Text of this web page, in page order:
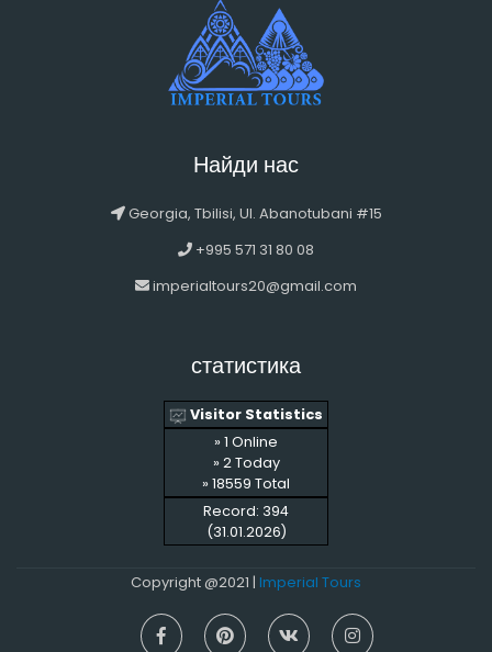
Найди нас
Georgia, Tbilisi, Ul. Abanotubani #15
+995 571 31 80 08
imperialtours20@gmail.com
статистика
Visitor Statistics
» 1 Online
» 2 Today
» 18559 Total
Record: 394
(31.01.2026)
Copyright @2021 | Imperial Tours